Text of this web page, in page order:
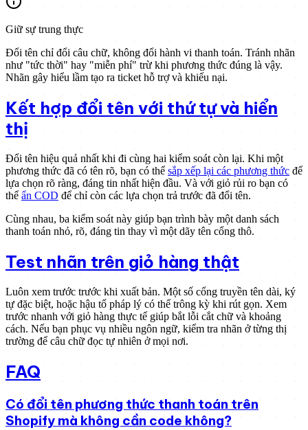
Giữ sự trung thực
Đổi tên chỉ đổi câu chữ, không đổi hành vi thanh toán. Tránh nhãn
như "tức thời" hay "miễn phí" trừ khi phương thức đúng là vậy.
Nhãn gây hiểu lầm tạo ra ticket hỗ trợ và khiếu nại.
Kết hợp đổi tên với thứ tự và hiển
thị
Đổi tên hiệu quả nhất khi đi cùng hai kiểm soát còn lại. Khi một
phương thức đã có tên rõ, bạn có thể sắp xếp lại các phương thức để
lựa chọn rõ ràng, đáng tin nhất hiện đầu. Và với giỏ rủi ro bạn có
thể ẩn COD để chỉ còn các lựa chọn trả trước đã đổi tên.
Cùng nhau, ba kiểm soát này giúp bạn trình bày một danh sách
thanh toán nhỏ, rõ, đáng tin thay vì một dãy tên cổng thô.
Test nhãn trên giỏ hàng thật
Luôn xem trước trước khi xuất bản. Một số cổng truyền tên dài, ký
tự đặc biệt, hoặc hậu tố pháp lý có thể trông kỳ khi rút gọn. Xem
trước nhanh với giỏ hàng thực tế giúp bắt lỗi cắt chữ và khoảng
cách. Nếu bạn phục vụ nhiều ngôn ngữ, kiểm tra nhãn ở từng thị
trường để câu chữ đọc tự nhiên ở mọi nơi.
FAQ
Có đổi tên phương thức thanh toán trên
Shopify mà không cần code không?